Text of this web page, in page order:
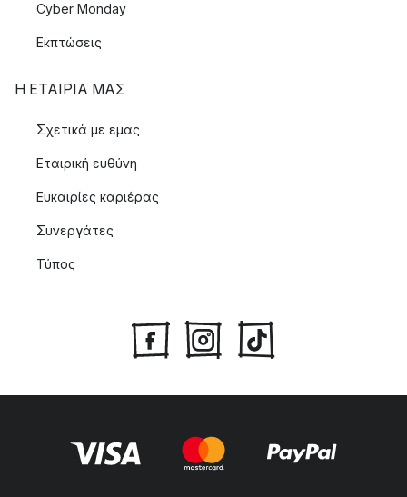
Cyber Monday
Εκπτώσεις
Η ΕΤΑΊΡΙΑ ΜΑΣ
Σχετικά με εμας
Εταιρική ευθύνη
Ευκαιρίες καριέρας
Συνεργάτες
Τύπος